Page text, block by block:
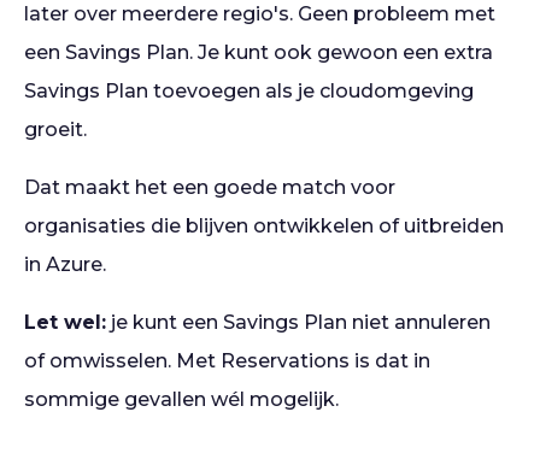
later over meerdere regio's. Geen probleem met
een Savings Plan. Je kunt ook gewoon een extra
Savings Plan toevoegen als je cloudomgeving
groeit.
Dat maakt het een goede match voor
organisaties die blijven ontwikkelen of uitbreiden
in Azure.
Let wel: je kunt een Savings Plan niet annuleren
of omwisselen. Met Reservations is dat in
sommige gevallen wél mogelijk.